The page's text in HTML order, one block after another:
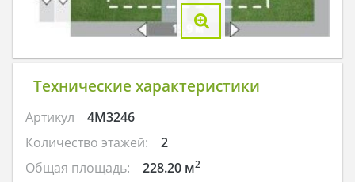
Технические характеристики
Артикул
4M3246
Количество этажей:
2
Общая площадь:
228.20 м2